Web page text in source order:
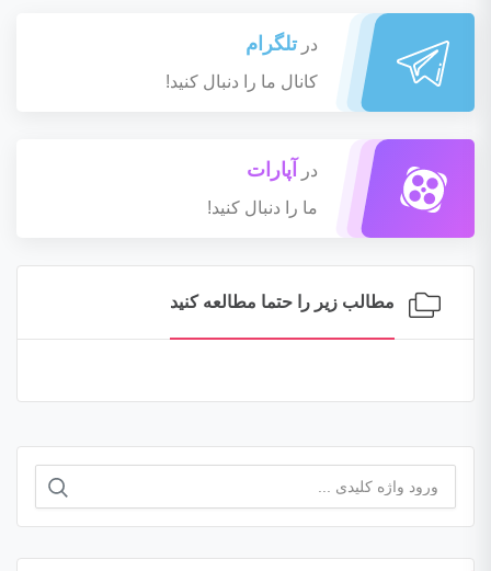
در تلگرام
کانال ما را دنبال کنید!
در آپارات
ما را دنبال کنید!
مطالب زیر را حتما مطالعه کنید
جستجو